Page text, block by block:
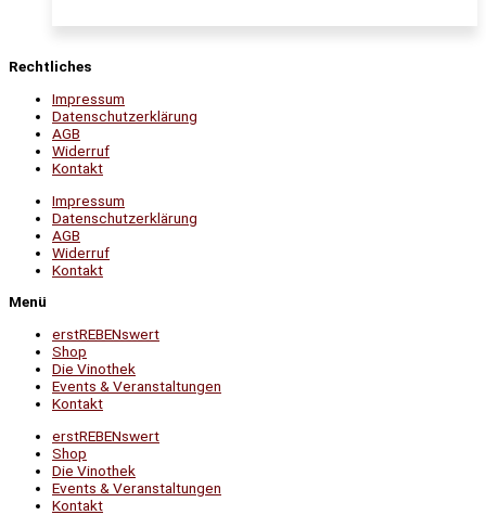
Rechtliches
Impressum
Datenschutzerklärung
AGB
Widerruf
Kontakt
Impressum
Datenschutzerklärung
AGB
Widerruf
Kontakt
Menü
erstREBENswert
Shop
Die Vinothek
Events & Veranstaltungen
Kontakt
erstREBENswert
Shop
Die Vinothek
Events & Veranstaltungen
Kontakt